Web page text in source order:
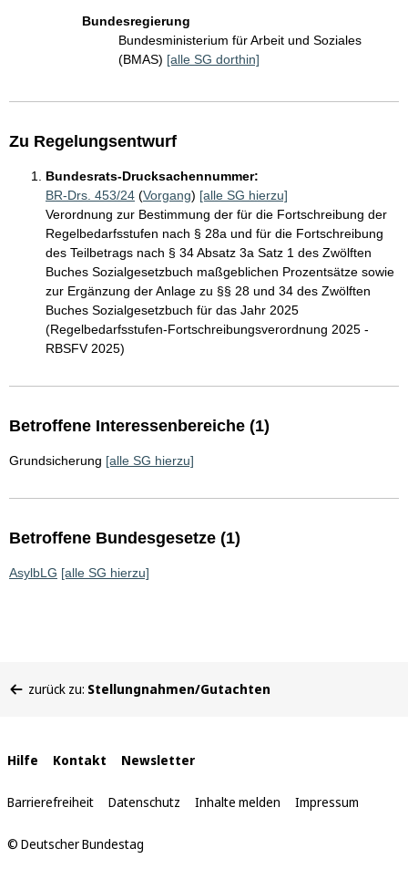
Bundesregierung
Bundesministerium für Arbeit und Soziales
(BMAS) [alle SG dorthin]
Zu Regelungsentwurf
Bundesrats-Drucksachennummer:
BR-Drs. 453/24 (Vorgang) [alle SG hierzu]
Verordnung zur Bestimmung der für die Fortschreibung der
Regelbedarfsstufen nach § 28a und für die Fortschreibung
des Teilbetrags nach § 34 Absatz 3a Satz 1 des Zwölften
Buches Sozialgesetzbuch maßgeblichen Prozentsätze sowie
zur Ergänzung der Anlage zu §§ 28 und 34 des Zwölften
Buches Sozialgesetzbuch für das Jahr 2025
(Regelbedarfsstufen-Fortschreibungsverordnung 2025 -
RBSFV 2025)
Betroffene Interessenbereiche (1)
Grundsicherung [alle SG hierzu]
Betroffene Bundesgesetze (1)
AsylbLG [alle SG hierzu]
befinden
zurück zu: Stellungnahmen/Gutachten
Interne
Links
Hilfe Kontakt Newsletter
Barrierefreiheit Datenschutz Inhalte melden Impressum
© Deutscher Bundestag